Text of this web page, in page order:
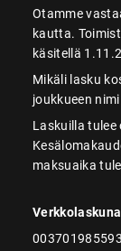
Otamme
kautta.
käsitellä
Mikäli lasku
joukkueen
Laskuilla
maksuaika
Verkkolaskuna
003701985593